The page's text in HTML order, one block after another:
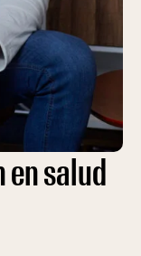
salud